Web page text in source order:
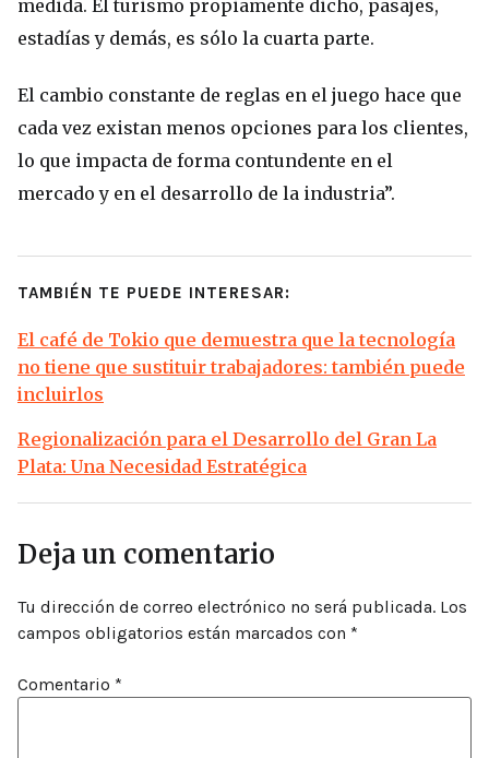
medida. El turismo propiamente dicho, pasajes,
estadías y demás, es sólo la cuarta parte.
El cambio constante de reglas en el juego hace que
cada vez existan menos opciones para los clientes,
lo que impacta de forma contundente en el
mercado y en el desarrollo de la industria”.
TAMBIÉN TE PUEDE INTERESAR:
El café de Tokio que demuestra que la tecnología
no tiene que sustituir trabajadores: también puede
incluirlos
Regionalización para el Desarrollo del Gran La
Plata: Una Necesidad Estratégica
Deja un comentario
Tu dirección de correo electrónico no será publicada. Los
campos obligatorios están marcados con *
Comentario *